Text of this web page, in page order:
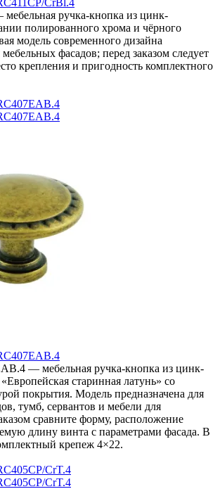
ручка-кнопка из цинк-
полированного хрома и чёрного
модель современного дизайна
фасадов; перед заказом следует
крепления и пригодность комплектного
— мебельная ручка-кнопка из цинк-
старинная латунь» со
покрытия. Модель предназначена для
тумб, сервантов и мебели для
сравните форму, расположение
длину винта с параметрами фасада. В
крепеж 4×22.
CrT.4
CrT.4